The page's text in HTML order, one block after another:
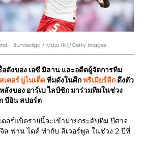
- Bundesliga / Maja Hitij/Getty Images
ดังของ เอซี มิลาน และอดีตผู้จัดการทีม
เตอร์ ยูไนเต็ดทีมดังในศึกพรีเมียร์ลีก ดึงตัว
ลังของ อาร์เบ ไลป์ซิก มาร่วมทีมในช่วง
บีอิน สปอร์ต
เตอร์แบ็ครายนี้จะเข้ามายกระดับทีม ปีศาจ
ล ฟาน ไดค์ ทำกับ ลิเวอร์พูล ในช่วง 2 ปีที่